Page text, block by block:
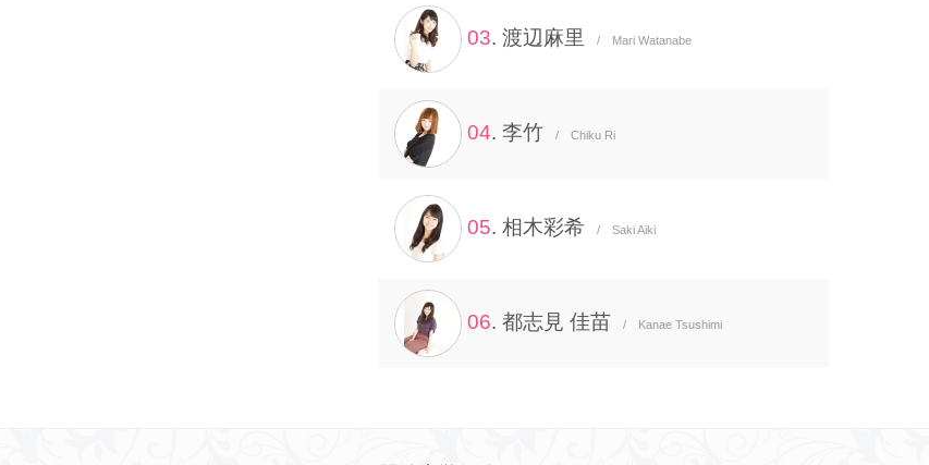
03. 渡辺麻里 / Mari Watanabe
04. 李竹 / Chiku Ri
05. 相木彩希 / Saki Aiki
06. 都志見 佳苗 / Kanae Tsushimi